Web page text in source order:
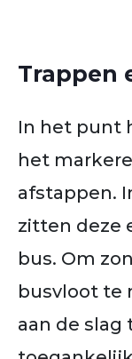
Trappen
In het punt
het
afstappen.
zitten deze
bus. Om
busvloot te
aan de